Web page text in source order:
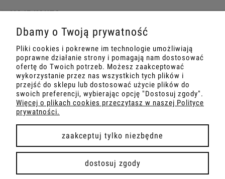
MOJE KONTO
PŁATNOŚCI I DOSTAWA
INFORMACJE
O NAS
pokaż pełną wersję strony
Sklep internetowy Shoper.pl
Dbamy o Twoją prywatność
Pliki cookies i pokrewne im technologie umożliwiają
poprawne działanie strony i pomagają nam dostosować
ofertę do Twoich potrzeb. Możesz zaakceptować
wykorzystanie przez nas wszystkich tych plików i
przejść do sklepu lub dostosować użycie plików do
swoich preferencji, wybierając opcję "Dostosuj zgody".
Więcej o plikach cookies przeczytasz w naszej Polityce
prywatności.
zaakceptuj tylko niezbędne
dostosuj zgody